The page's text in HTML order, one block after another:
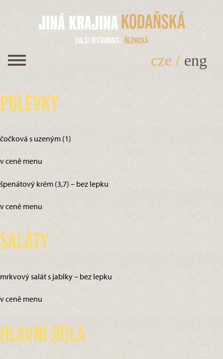
Kodaňská
Další restaurace Řeznická
cze / eng
Polévky
čočková s uzeným (1)
v ceně menu
špenátový krém (3,7) – bez lepku
v ceně menu
Saláty
mrkvový salát s jablky – bez lepku
v ceně menu
Hlavní jídla